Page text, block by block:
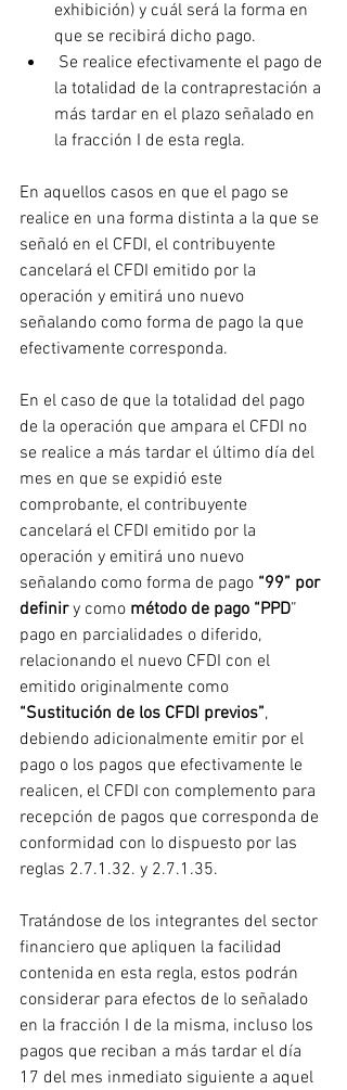
exhibición) y cuál será la forma en
que se recibirá dicho pago.
la totalidad de la contraprestación a
más tardar en el plazo señalado en
la fracción I de esta regla.
En aquellos casos en que el pago se
realice en una forma distinta a la que se
señaló en el CFDI, el contribuyente
cancelará el CFDI emitido por la
operación y emitirá uno nuevo
señalando como forma de pago la que
efectivamente corresponda.
En el caso de que la totalidad del pago
de la operación que ampara el CFDI no
se realice a más tardar el último día del
mes en que se expidió este
comprobante, el contribuyente
cancelará el CFDI emitido por la
operación y emitirá uno nuevo
señalando como forma de pago “99” por
definir y como método de pago “PPD”
pago en parcialidades o diferido,
relacionando el nuevo CFDI con el
emitido originalmente como
“Sustitución de los CFDI previos”,
debiendo adicionalmente emitir por el
pago o los pagos que efectivamente le
realicen, el CFDI con complemento para
recepción de pagos que corresponda de
conformidad con lo dispuesto por las
reglas 2.7.1.32. y 2.7.1.35.
Tratándose de los integrantes del sector
financiero que apliquen la facilidad
contenida en esta regla, estos podrán
considerar para efectos de lo señalado
en la fracción I de la misma, incluso los
pagos que reciban a más tardar el día
17 del mes inmediato siguiente a aquel